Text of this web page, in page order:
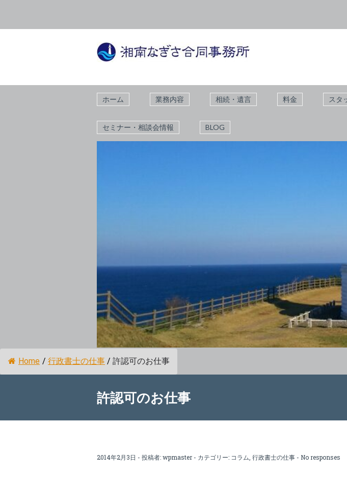
ホーム 業務内容 相続・遺言 料金 スタ
セミナー・相談会情報 BLOG
Home / 行政書士の仕事 / 許認可のお仕事
許認可のお仕事
2014年2月3日 - 投稿者:wpmaster - カテゴリー: コラム 行政書士の仕事 - No responses